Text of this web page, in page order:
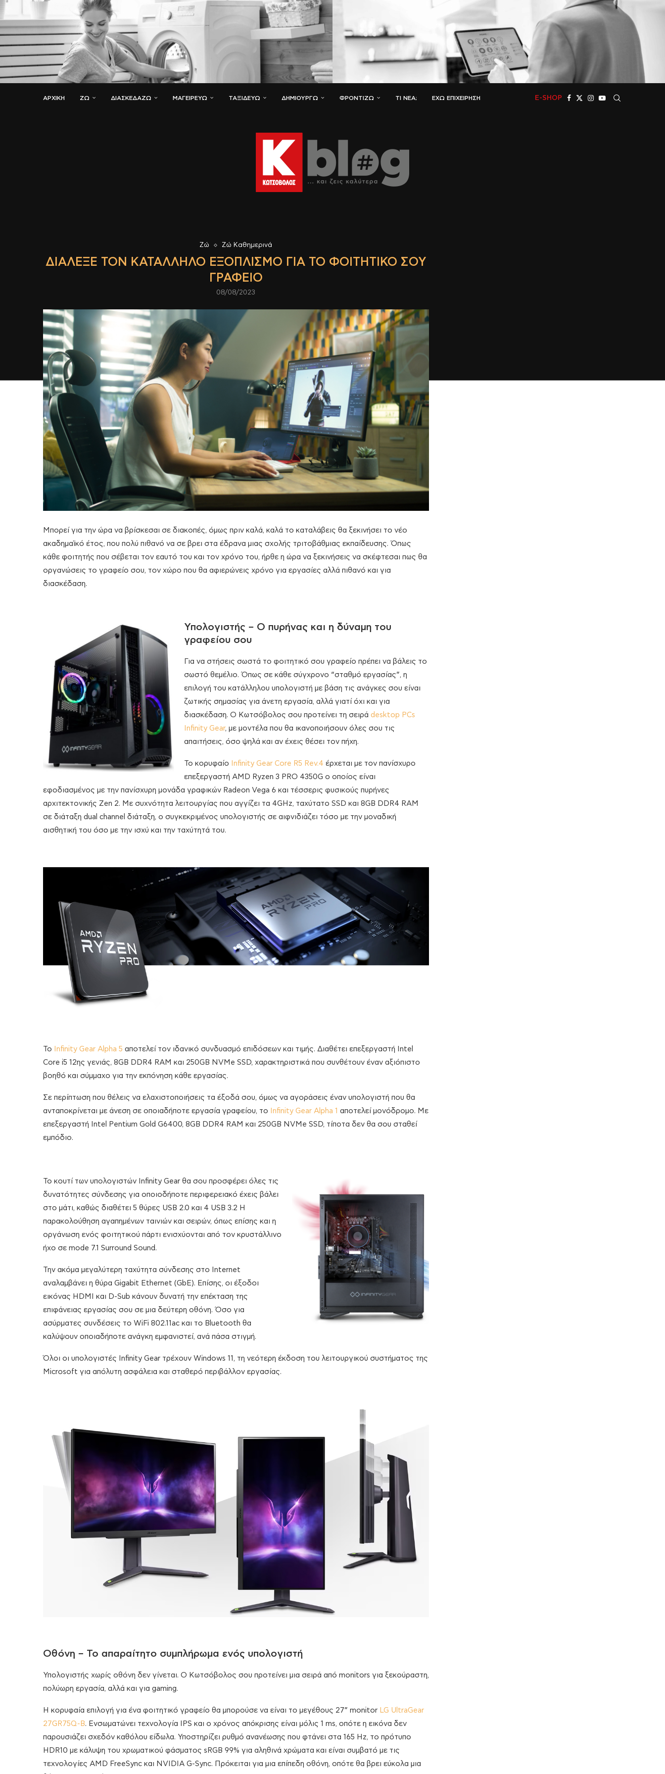
ΑΡΧΙΚΗ ΖΏ ΔΙΑΣΚΕΔΆΖΩ ΜΑΓΕΙΡΕΎΩ ΤΑΞΙΔΕΎΩ ΔΗΜΙΟΥΡΓΏ ΦΡΟΝΤΊΖΩ ΤΙ ΝΈΑ; ΈΧΩ ΕΠΙΧΕΊΡΗΣΗ E-SHOP
Ζώ Ζώ Καθημερινά
ΔΙΆΛΕΞΕ ΤΟΝ ΚΑΤΆΛΛΗΛΟ ΕΞΟΠΛΙΣΜΌ ΓΙΑ ΤΟ ΦΟΙΤΗΤΙΚΌ ΣΟΥ
ΓΡΑΦΕΊΟ
08/08/2023
Μπορεί για την ώρα να βρίσκεσαι σε διακοπές, όμως πριν καλά, καλά το καταλάβεις θα ξεκινήσει το νέο
ακαδημαϊκό έτος, που πολύ πιθανό να σε βρει στα έδρανα μιας σχολής τριτοβάθμιας εκπαίδευσης. Όπως
κάθε φοιτητής που σέβεται τον εαυτό του και τον χρόνο του, ήρθε η ώρα να ξεκινήσεις να σκέφτεσαι πως θα
οργανώσεις το γραφείο σου, τον χώρο που θα αφιερώνεις χρόνο για εργασίες αλλά πιθανό και για
διασκέδαση.
Υπολογιστής – Ο πυρήνας και η δύναμη του
γραφείου σου
Για να στήσεις σωστά το φοιτητικό σου γραφείο πρέπει να βάλεις το
σωστό θεμέλιο. Όπως σε κάθε σύγχρονο “σταθμό εργασίας”, η
επιλογή του κατάλληλου υπολογιστή με βάση τις ανάγκες σου είναι
ζωτικής σημασίας για άνετη εργασία, αλλά γιατί όχι και για
διασκέδαση. Ο Κωτσόβολος σου προτείνει τη σειρά desktop PCs
Infinity Gear, με μοντέλα που θα ικανοποιήσουν όλες σου τις
απαιτήσεις, όσο ψηλά και αν έχεις θέσει τον πήχη.
Το κορυφαίο Infinity Gear Core R5 Rev.4 έρχεται με τον πανίσχυρο
επεξεργαστή AMD Ryzen 3 PRO 4350G ο οποίος είναι
εφοδιασμένος με την πανίσχυρη μονάδα γραφικών Radeon Vega 6 και τέσσερις φυσικούς πυρήνες
αρχιτεκτονικής Zen 2. Με συχνότητα λειτουργίας που αγγίζει τα 4GHz, ταχύτατο SSD και 8GB DDR4 RAM
σε διάταξη dual channel διάταξη, ο συγκεκριμένος υπολογιστής σε αιφνιδιάζει τόσο με την μοναδική
αισθητική του όσο με την ισχύ και την ταχύτητά του.
Το Infinity Gear Alpha 5 αποτελεί τον ιδανικό συνδυασμό επιδόσεων και τιμής. Διαθέτει επεξεργαστή Intel
Core i5 12ης γενιάς, 8GB DDR4 RAM και 250GB NVMe SSD, χαρακτηριστικά που συνθέτουν έναν αξιόπιστο
βοηθό και σύμμαχο για την εκπόνηση κάθε εργασίας.
Σε περίπτωση που θέλεις να ελαχιστοποιήσεις τα έξοδά σου, όμως να αγοράσεις έναν υπολογιστή που θα
ανταποκρίνεται με άνεση σε οποιαδήποτε εργασία γραφείου, το
Infinity Gear Alpha 1 αποτελεί μονόδρομο. Με
επεξεργαστή Intel Pentium Gold G6400, 8GB DDR4 RAM και 250GB NVMe SSD, τίποτα δεν θα σου σταθεί
εμπόδιο.
Το κουτί των υπολογιστών Infinity Gear θα σου προσφέρει όλες τις
δυνατότητες σύνδεσης για οποιοδήποτε περιφερειακό έχεις βάλει
στο μάτι, καθώς διαθέτει 5 θύρες USB 2.0 και 4 USB 3.2 Η
παρακολούθηση αγαπημένων ταινιών και σειρών, όπως επίσης και η
οργάνωση ενός φοιτητικού πάρτι ενισχύονται από τον κρυστάλλινο
ήχο σε mode 7.1 Surround Sound.
Την ακόμα μεγαλύτερη ταχύτητα σύνδεσης στο Internet
αναλαμβάνει η θύρα Gigabit Ethernet (GbE). Επίσης, οι έξοδοι
εικόνας HDMI και D-Sub κάνουν δυνατή την επέκταση της
επιφάνειας εργασίας σου σε μια δεύτερη οθόνη. Όσο για
ασύρματες συνδέσεις το WiFi 802.11ac και το Bluetooth θα
καλύψουν οποιαδήποτε ανάγκη εμφανιστεί, ανά πάσα στιγμή.
Όλοι οι υπολογιστές Infinity Gear τρέχουν Windows 11, τη νεότερη έκδοση του λειτουργικού συστήματος της
Microsoft για απόλυτη ασφάλεια και σταθερό περιβάλλον εργασίας.
Οθόνη – Το απαραίτητο συμπλήρωμα ενός υπολογιστή
Υπολογιστής χωρίς οθόνη δεν γίνεται. Ο Κωτσόβολος σου προτείνει μια σειρά από monitors για ξεκούραστη,
πολύωρη εργασία, αλλά και για gaming.
H κορυφαία επιλογή για ένα φοιτητικό γραφείο θα μπορούσε να είναι το μεγέθους 27” monitor LG UltraGear
27GR75Q-B. Ενσωματώνει τεχνολογία IPS και ο χρόνος απόκρισης είναι μόλις 1 ms, οπότε η εικόνα δεν
παρουσιάζει σχεδόν καθόλου είδωλα. Υποστηρίζει ρυθμό ανανέωσης που φτάνει στα 165 Hz, το πρότυπο
HDR10 με κάλυψη του χρωματικού φάσματος sRGB 99% για αληθινά χρώματα και είναι συμβατό με τις
τεχνολογίες AMD FreeSync και NVIDIA G-Sync. Πρόκειται για μια επίπεδη οθόνη, οπότε θα βρει εύκολα μια